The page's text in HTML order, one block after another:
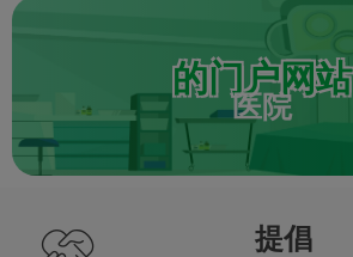
的门户网站
医院
提倡